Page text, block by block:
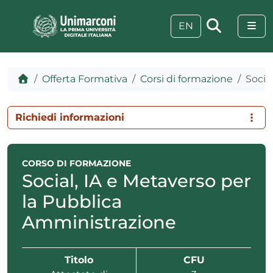
EN
Home
Offerta Formativa Corsi di formazione
CORSO DI FORMAZIONE
Social, IA e Metaverso per
la Pubblica
Amministrazione
Titolo
CFU
Richiedi informazioni